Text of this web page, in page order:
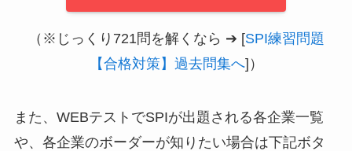
（※じっくり721問を解くなら ➔ [SPI練習問題
【合格対策】過去問集へ]）
また、WEBテストでSPIが出題される各企業一覧
や、各企業のボーダーが知りたい場合は下記ボタ